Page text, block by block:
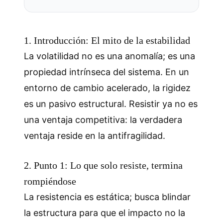
1. Introducción: El mito de la estabilidad
La volatilidad no es una anomalía; es una
propiedad intrínseca del sistema. En un
entorno de cambio acelerado, la rigidez
es un pasivo estructural. Resistir ya no es
una ventaja competitiva: la verdadera
ventaja reside en la antifragilidad.
2. Punto 1: Lo que solo resiste, termina
rompiéndose
La resistencia es estática; busca blindar
la estructura para que el impacto no la